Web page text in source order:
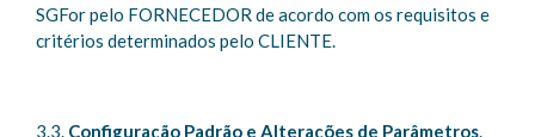
SGFor pelo FORNECEDOR de acordo com os requisitos e
critérios determinados pelo CLIENTE.
3.3. Configuração Padrão e Alterações de Parâmetros.